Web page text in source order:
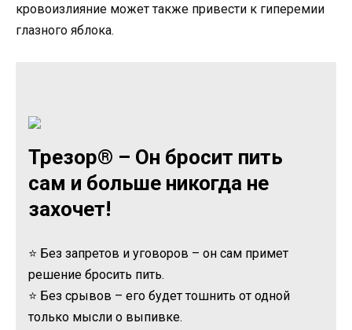
кровоизлияние может также привести к гиперемии
глазного яблока.
Трезор® – Он бросит пить
сам и больше никогда не
захочет!
⭐ Без запретов и уговоров – он сам примет
решение бросить пить.
⭐ Без срывов – его будет тошнить от одной
только мысли о выпивке.